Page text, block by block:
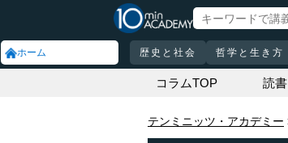
ホーム 歴史と社会 哲学と生き方
コラムTOP 読書
テンミニッツ・アカデミー